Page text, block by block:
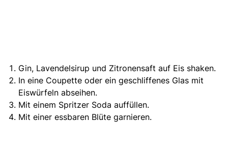
Gin, Lavendelsirup und Zitronensaft auf Eis shaken.
In eine Coupette oder ein geschliffenes Glas mit
Eiswürfeln abseihen.
Mit einem Spritzer Soda auffüllen.
Mit einer essbaren Blüte garnieren.